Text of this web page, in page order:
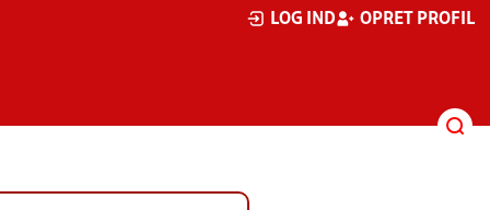
LOG IND OPRET PROFIL